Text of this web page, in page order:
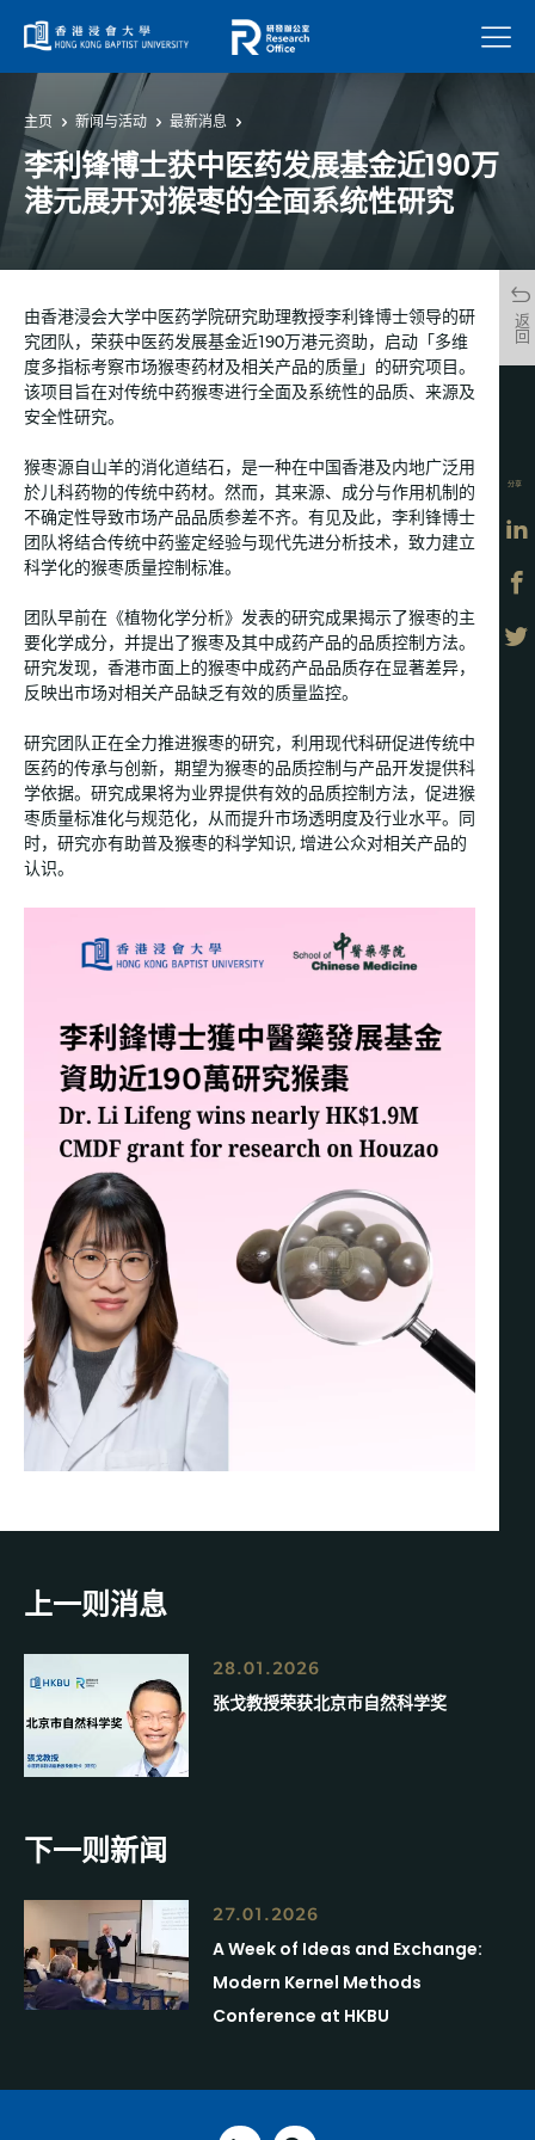
菜单
主页 新闻与活动 最新消息
李利锋博士获中医药发展基金近190万
港元展开对猴枣的全面系统性研究
返回
由香港浸会大学中医药学院研究助理教授李利锋博士领导的研
究团队，荣获中医药发展基金近190万港元资助，启动「多维
度多指标考察市场猴枣药材及相关产品的质量」的研究项目。
该项目旨在对传统中药猴枣进行全面及系统性的品质、来源及
安全性研究。
猴枣源自山羊的消化道结石，是一种在中国香港及内地广泛用
於儿科药物的传统中药材。然而，其来源、成分与作用机制的
不确定性导致市场产品品质参差不齐。有见及此，李利锋博士
团队将结合传统中药鉴定经验与现代先进分析技术，致力建立
科学化的猴枣质量控制标准。
团队早前在《植物化学分析》发表的研究成果揭示了猴枣的主
要化学成分，并提出了猴枣及其中成药产品的品质控制方法。
研究发现，香港市面上的猴枣中成药产品品质存在显著差异，
反映出市场对相关产品缺乏有效的质量监控。
研究团队正在全力推进猴枣的研究，利用现代科研促进传统中
医药的传承与创新，期望为猴枣的品质控制与产品开发提供科
学依据。研究成果将为业界提供有效的品质控制方法，促进猴
枣质量标准化与规范化，从而提升市场透明度及行业水平。同
时，研究亦有助普及猴枣的科学知识, 增进公众对相关产品的
认识。
分享
上一则消息
28.01.2026
张戈教授荣获北京市自然科学奖
下一则新闻
27.01.2026
A Week of Ideas and Exchange:
Modern Kernel Methods
Conference at HKBU